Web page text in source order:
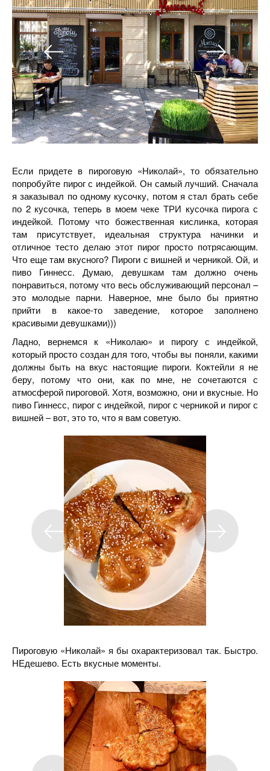
Если придете в пироговую «Николай», то обязательно
попробуйте пирог с индейкой. Он самый лучший. Сначала
я заказывал по одному кусочку, потом я стал брать себе
по 2 кусочка, теперь в моем чеке ТРИ кусочка пирога с
индейкой. Потому что божественная кислинка, которая
там присутствует, идеальная структура начинки и
отличное тесто делаю этот пирог просто потрясающим.
Что еще там вкусного? Пироги с вишней и черникой. Ой, и
пиво Гиннесс. Думаю, девушкам там должно очень
понравиться, потому что весь обслуживающий персонал –
это молодые парни. Наверное, мне было бы приятно
прийти в какое-то заведение, которое заполнено
красивыми девушками)))
Ладно, вернемся к «Николаю» и пирогу с индейкой,
который просто создан для того, чтобы вы поняли, какими
должны быть на вкус настоящие пироги. Коктейли я не
беру, потому что они, как по мне, не сочетаются с
атмосферой пироговой. Хотя, возможно, они и вкусные. Но
пиво Гиннесс, пирог с индейкой, пирог с черникой и пирог с
вишней – вот, это то, что я вам советую.
Пироговую «Николай» я бы охарактеризовал так. Быстро.
НЕдешево. Есть вкусные моменты.